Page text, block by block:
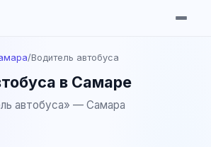
/Водитель автобуса
в Самаре
автобуса» — Самара